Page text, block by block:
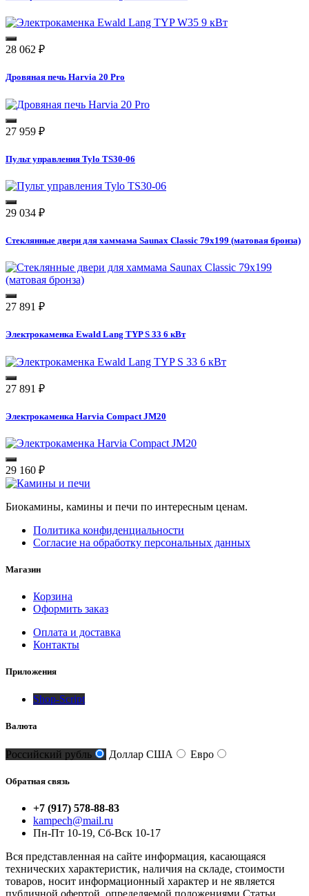
28 062 ₽
Дровяная печь Harvia 20 Pro
27 959 ₽
Пульт управления Tylo TS30-06
29 034 ₽
Стеклянные двери для хаммама Saunax Classic 79x199 (матовая бронза)
27 891 ₽
Электрокаменка Ewald Lang TYP S 33 6 кВт
27 891 ₽
Электрокаменка Harvia Compact JM20
29 160 ₽
Биокамины, камины и печи по интересным ценам.
Политика конфиденциальности
Согласие на обработку персональных данных
Магазин
Корзина
Оформить заказ
Оплата и доставка
Контакты
Приложения
Shop-Script
Валюта
Российский рубль Доллар США Евро
Обратная связь
+7 (917) 578-88-83
kampech@mail.ru
Пн-Пт 10-19, Сб-Вск 10-17
Вся представленная на сайте информация, касающаяся
технических характеристик, наличия на складе, стоимости
товаров, носит информационный характер и не является